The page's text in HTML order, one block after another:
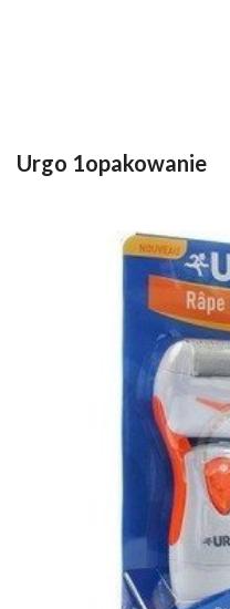
Urgo 1opakowanie